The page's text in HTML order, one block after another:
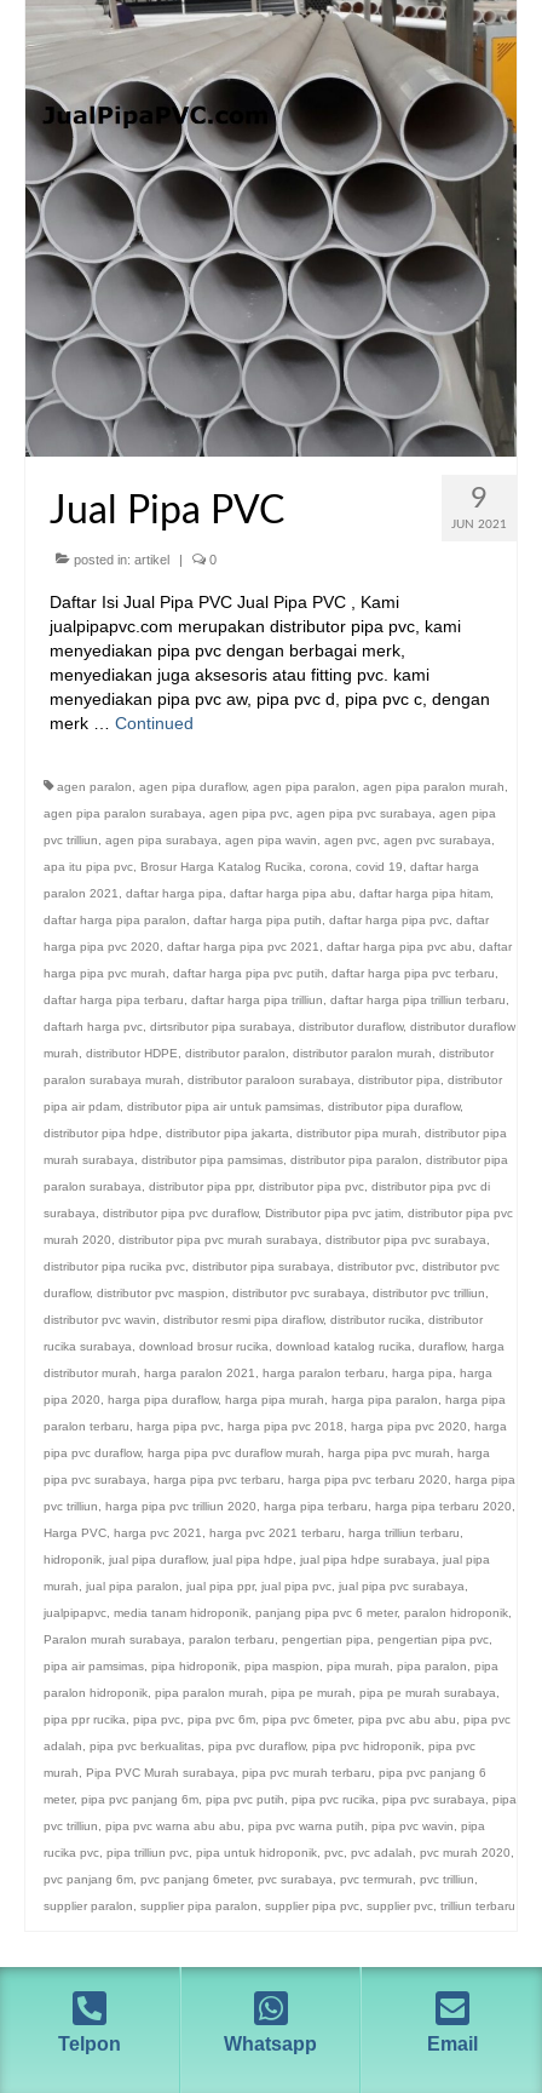
9
JUN 2021
Jual Pipa PVC
posted in: artikel | 0
Daftar Isi Jual Pipa PVC Jual Pipa PVC , Kami
jualpipapvc.com merupakan distributor pipa pvc, kami
menyediakan pipa pvc dengan berbagai merk,
menyediakan juga aksesoris atau fitting pvc. kami
menyediakan pipa pvc aw, pipa pvc d, pipa pvc c, dengan
merk … Continued
agen paralon agen pipa duraflow, agen pipa paralon agen pipa paralon murah
agen pipa paralon surabaya
agen pipa pvc agen pipa pvc surabaya
agen pipa
pvc trilliun
agen pipa surabaya agen pipa wavin agen pvc agen pvc surabaya
apa itu pipa pvc Brosur Harga Katalog Rucika corona covid 19
daftar harga
paralon 2021
daftar harga pipa daftar harga pipa abu daftar harga pipa hitam
daftar harga pipa paralon
daftar harga pipa putih daftar harga pipa pvc daftar
harga pipa pvc 2020
daftar harga pipa pvc 2021 daftar harga pipa pvc abu
daftar
harga pipa pvc murah
daftar harga pipa pvc putih daftar harga pipa pvc terbaru
daftar harga pipa terbaru
daftar harga pipa trilliun daftar harga pipa trilliun terbaru
daftarh harga pvc dirtsributor pipa surabaya distributor duraflow, distributor duraflow
murah
distributor HDPE distributor paralon distributor paralon murah
distributor
paralon surabaya murah
distributor paraloon surabaya distributor pipa
distributor
pipa air pdam distributor pipa air untuk pamsimas distributor pipa duraflow,
distributor pipa hdpe
distributor pipa jakarta distributor pipa murah
distributor pipa
murah surabaya
distributor pipa pamsimas distributor pipa paralon
distributor pipa
paralon surabaya
distributor pipa ppr, distributor pipa pvc distributor pipa pvc di
surabaya
distributor pipa pvc duraflow, Distributor pipa pvc jatim distributor pipa pvc
murah 2020
distributor pipa pvc murah surabaya distributor pipa pvc surabaya
distributor pipa rucika pvc distributor pipa surabaya distributor pvc distributor pvc
duraflow, distributor pvc maspion distributor pvc surabaya distributor pvc trilliun
distributor pvc wavin
distributor resmi pipa diraflow, distributor rucika
distributor
rucika surabaya
download brosur rucika download katalog rucika duraflow, harga
distributor murah
harga paralon 2021 harga paralon terbaru harga pipa
harga
pipa 2020
harga pipa duraflow, harga pipa murah harga pipa paralon
harga pipa
paralon terbaru
harga pipa pvc harga pipa pvc 2018 harga pipa pvc 2020
harga
pipa pvc duraflow, harga pipa pvc duraflow murah harga pipa pvc murah
harga
pipa pvc surabaya
harga pipa pvc terbaru harga pipa pvc terbaru 2020
harga pipa
pvc trilliun
harga pipa pvc trilliun 2020 harga pipa terbaru harga pipa terbaru 2020
Harga PVC harga pvc 2021 harga pvc 2021 terbaru harga trilliun terbaru
hidroponik jual pipa duraflow, jual pipa hdpe jual pipa hdpe surabaya
jual pipa
murah
jual pipa paralon jual pipa ppr, jual pipa pvc jual pipa pvc surabaya
jualpipapvc media tanam hidroponik panjang pipa pvc 6 meter, paralon hidroponik
Paralon murah surabaya
paralon terbaru pengertian pipa pengertian pipa pvc
pipa air pamsimas pipa hidroponik pipa maspion pipa murah pipa paralon
pipa
paralon hidroponik pipa paralon murah pipa pe murah pipa pe murah surabaya
pipa ppr rucika
pipa pvc pipa pvc 6m pipa pvc 6meter, pipa pvc abu abu
pipa pvc
adalah
pipa pvc berkualitas pipa pvc duraflow, pipa pvc hidroponik pipa pvc
murah
Pipa PVC Murah surabaya pipa pvc murah terbaru
pipa pvc panjang 6
meter, pipa pvc panjang 6m pipa pvc putih pipa pvc rucika pipa pvc surabaya
pipa
pvc trilliun
pipa pvc warna abu abu pipa pvc warna putih pipa pvc wavin
pipa
rucika pvc pipa trilliun pvc pipa untuk hidroponik pvc pvc adalah pvc murah 2020
pvc panjang 6m pvc panjang 6meter, pvc surabaya pvc termurah pvc trilliun
supplier paralon
supplier pipa paralon supplier pipa pvc supplier pvc trilliun terbaru
Telpon Whatsapp Email